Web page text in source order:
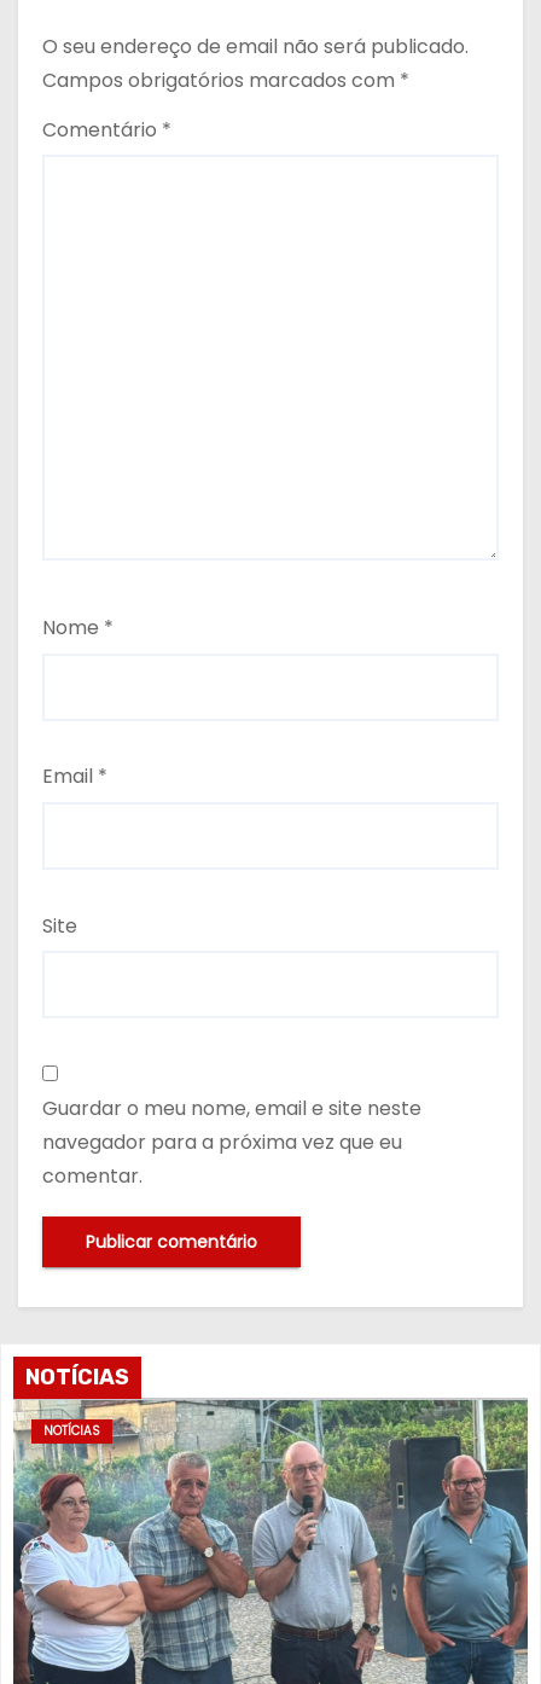
O seu endereço de email não será publicado.
Campos obrigatórios marcados com *
Comentário *
Nome *
Email *
Site
Guardar o meu nome, email e site neste
navegador para a próxima vez que eu
comentar.
NOTÍCIAS
NOTÍCIAS